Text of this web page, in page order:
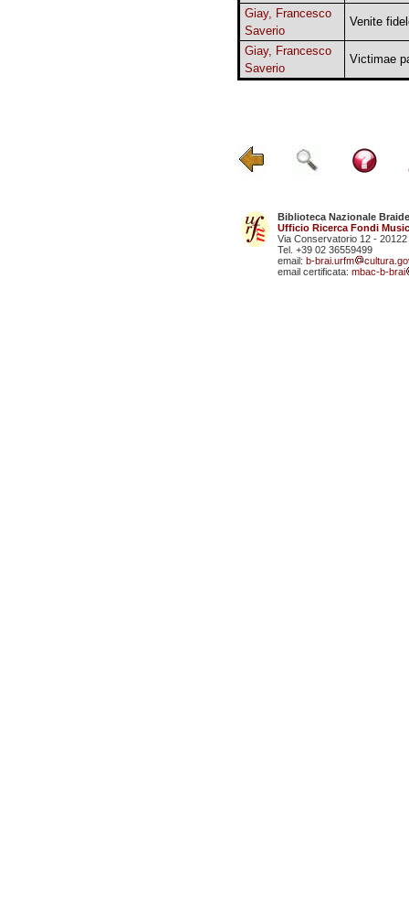
Giay, Francesco
Saverio
Venite
Giay, Francesco
Saverio
Victimae
Biblioteca Nazionale
Ufficio Ricerca Fondi
Via Conservatorio 12 - 20122
Tel. +39 02 36559499
email: b-brai.urfm
email certificata: mbac-b-brai